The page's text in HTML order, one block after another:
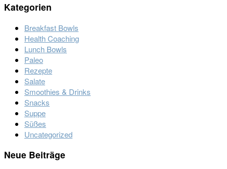
Kategorien
Breakfast Bowls
Health Coaching
Lunch Bowls
Paleo
Rezepte
Salate
Smoothies & Drinks
Snacks
Suppe
Süßes
Uncategorized
Neue Beiträge